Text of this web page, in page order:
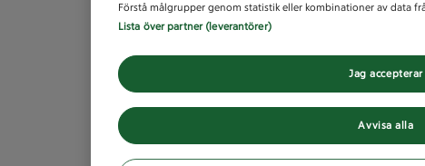
Förstå målgrupper genom statistik eller kombinationer av data
Lista över partner (leverantörer)
Avvisa alla
Jag accepterar